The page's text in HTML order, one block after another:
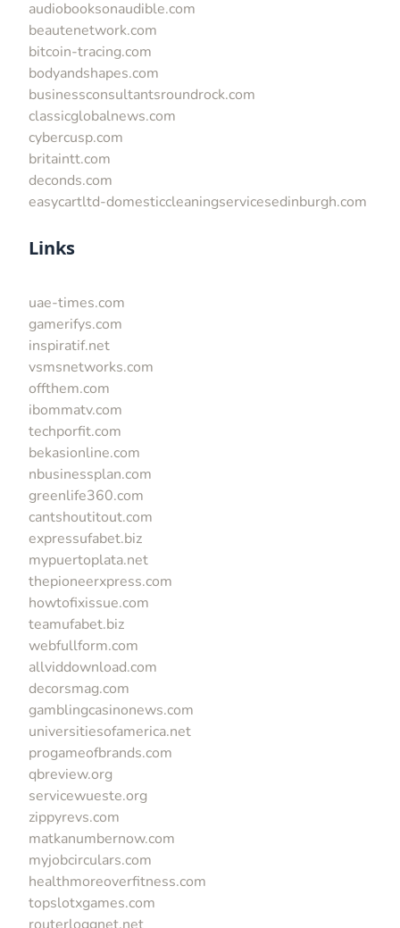
audiobooksonaudible.com
beautenetwork.com
bitcoin-tracing.com
bodyandshapes.com
businessconsultantsroundrock.com
classicglobalnews.com
cybercusp.com
britaintt.com
deconds.com
easycartltd-domesticcleaningservicesedinburgh.com
Links
uae-times.com
gamerifys.com
inspiratif.net
vsmsnetworks.com
offthem.com
ibommatv.com
techporfit.com
bekasionline.com
nbusinessplan.com
greenlife360.com
cantshoutitout.com
expressufabet.biz
mypuertoplata.net
thepioneerxpress.com
howtofixissue.com
teamufabet.biz
webfullform.com
allviddownload.com
decorsmag.com
gamblingcasinonews.com
universitiesofamerica.net
progameofbrands.com
qbreview.org
servicewueste.org
zippyrevs.com
matkanumbernow.com
myjobcirculars.com
healthmoreoverfitness.com
topslotxgames.com
routerloggnet.net